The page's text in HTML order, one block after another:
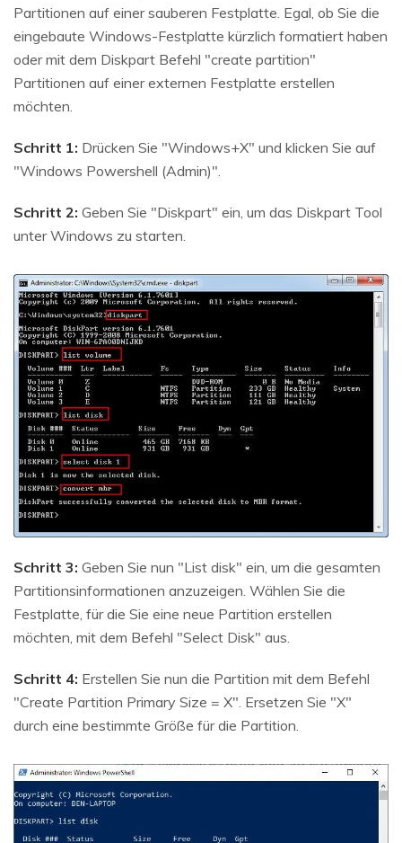
Partitionen auf einer sauberen Festplatte. Egal, ob Sie die
eingebaute Windows-Festplatte kürzlich formatiert haben
oder mit dem Diskpart Befehl "create partition"
Partitionen auf einer externen Festplatte erstellen
möchten.
Schritt 1: Drücken Sie "Windows+X" und klicken Sie auf
"Windows Powershell (Admin)".
Schritt 2: Geben Sie "Diskpart" ein, um das Diskpart Tool
unter Windows zu starten.
Schritt 3: Geben Sie nun "List disk" ein, um die gesamten
Partitionsinformationen anzuzeigen. Wählen Sie die
Festplatte, für die Sie eine neue Partition erstellen
möchten, mit dem Befehl "Select Disk" aus.
Schritt 4: Erstellen Sie nun die Partition mit dem Befehl
"Create Partition Primary Size = X". Ersetzen Sie "X"
durch eine bestimmte Größe für die Partition.